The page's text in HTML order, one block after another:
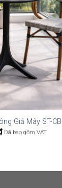
Giả Mây ST-
Đã bao gồm VAT